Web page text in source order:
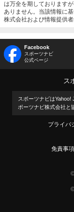
は万全を期しております
ありません。当該情報に
株式会社および情報提供
Facebook
スポーツナビ
公式ページ
ス
スポーツナビはYahoo!
ポーツナビ株式会社と
プライバ
免責事項